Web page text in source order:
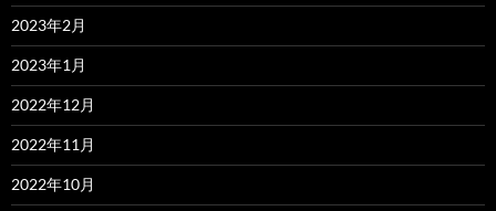
2023年2月
2023年1月
2022年12月
2022年11月
2022年10月